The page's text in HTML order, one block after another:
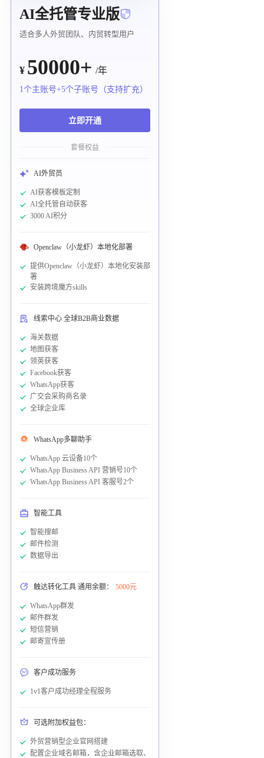
AI全托管专业版
适合多人外贸团队、内贸转型用户
¥ 50000+ /年
1个主账号+5个子账号（支持扩充）
立即开通
套餐权益
AI外贸员
AI获客模板定制
AI全托管自动获客
3000 AI积分
Openclaw（小龙虾）本地化部署
提供Openclaw（小龙虾）本地化安装部
署
安装跨境魔方skills
线索中心 全球B2B商业数据
海关数据
地图获客
领英获客
Facebook获客
WhatsApp获客
广交会采购商名录
全球企业库
WhatsApp多聊助手
WhatsApp 云设备10个
WhatsApp Business API 营销号10个
WhatsApp Business API 客服号2个
智能工具
智能搜邮
邮件检测
数据导出
触达转化工具 通用余额： 5000元
WhatsApp群发
邮件群发
短信营销
邮寄宣传册
客户成功服务
1v1客户成功经理全程服务
可选附加权益包：
外贸营销型企业官网搭建
配置企业域名邮箱，含企业邮箱选取、